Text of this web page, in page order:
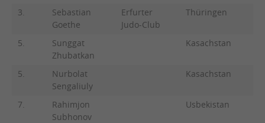
3.
Sebastian
Goethe
Erfurter
Judo-Club
Thüringen
5.
Sunggat
Zhubatkan
Kasachstan
5.
Nurbolat
Sengaliuly
Kasachstan
7.
Rahimjon
Subhonov
Usbekistan